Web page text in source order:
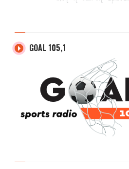
GOAL 105,1